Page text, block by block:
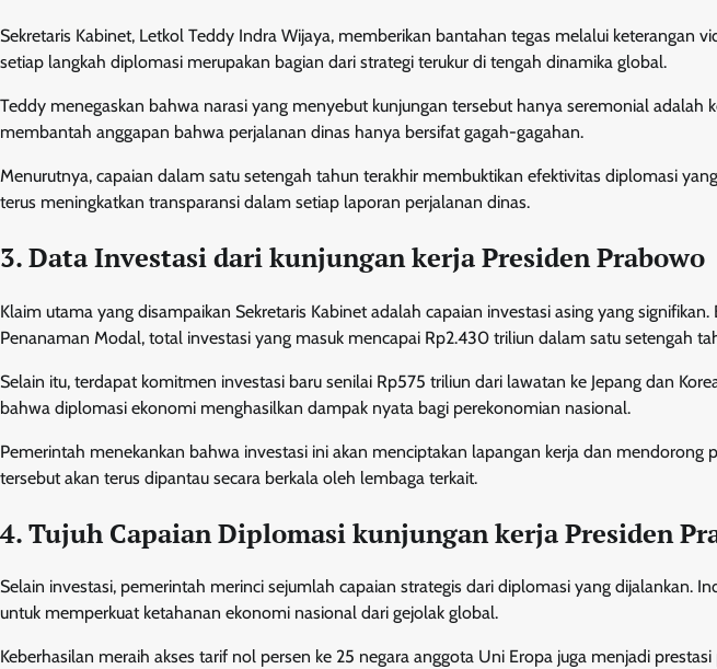
Sekretaris Kabinet, Letkol Teddy Indra Wijaya, memberikan bantahan tegas melalui keterangan
setiap langkah diplomasi merupakan bagian dari strategi terukur di tengah dinamika global.
Teddy menegaskan bahwa narasi yang menyebut kunjungan tersebut hanya seremonial adalah
membantah anggapan bahwa perjalanan dinas hanya bersifat gagah-gagahan.
Menurutnya, capaian dalam satu setengah tahun terakhir membuktikan efektivitas diplomasi
terus meningkatkan transparansi dalam setiap laporan perjalanan dinas.
3. Data Investasi dari kunjungan kerja Presiden Prabowo
Klaim utama yang disampaikan Sekretaris Kabinet adalah capaian investasi asing yang
Penanaman Modal, total investasi yang masuk mencapai Rp2.430 triliun dalam satu setengah
Selain itu, terdapat komitmen investasi baru senilai Rp575 triliun dari lawatan ke Jepang dan
bahwa diplomasi ekonomi menghasilkan dampak nyata bagi perekonomian nasional.
Pemerintah menekankan bahwa investasi ini akan menciptakan lapangan kerja dan mendorong
tersebut akan terus dipantau secara berkala oleh lembaga terkait.
4. Tujuh Capaian Diplomasi kunjungan kerja Presiden
Selain investasi, pemerintah merinci sejumlah capaian strategis dari diplomasi yang dijalankan.
untuk memperkuat ketahanan ekonomi nasional dari gejolak global.
Keberhasilan meraih akses tarif nol persen ke 25 negara anggota Uni Eropa juga menjadi